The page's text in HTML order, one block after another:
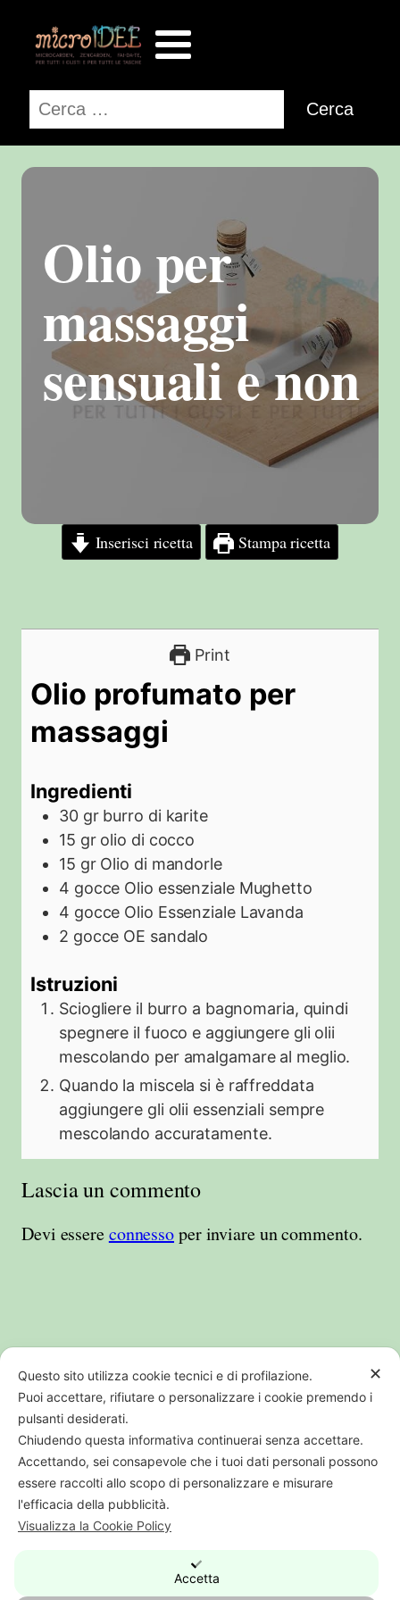
Ricerca
per:
Olio per
massaggi
sensuali e non
Inserisci ricetta Stampa ricetta
Print
Olio profumato per
massaggi
Ingredienti
30 gr burro di karite
15 gr olio di cocco
15 gr Olio di mandorle
4 gocce Olio essenziale Mughetto
4 gocce Olio Essenziale Lavanda
2 gocce OE sandalo
Istruzioni
Sciogliere il burro a bagnomaria, quindi
spegnere il fuoco e aggiungere gli olii
mescolando per amalgamare al meglio.
Quando la miscela si è raffreddata
aggiungere gli olii essenziali sempre
mescolando accuratamente.
Lascia un commento
Devi essereconnessoper inviare un commento.
PI CF REG IMP BO01707541205 | REA
364538
digital web
Questo sito partecipa al programma di
affiliazione Amazon: eventuali acquisti effettuati
✕
Questo sito utilizza cookie tecnici e di profilazione.
Puoi accettare, rifiutare o personalizzare i cookie premendo i
pulsanti desiderati.
Chiudendo questa informativa continuerai senza accettare.
Accettando, sei consapevole che i tuoi dati personali possono
essere raccolti allo scopo di personalizzare e misurare
l'efficacia della pubblicità.
Visualizza la Cookie Policy
Accetta